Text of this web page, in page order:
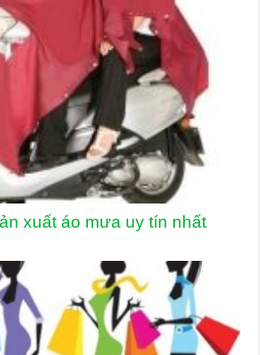
xuất áo mưa uy tín nhất